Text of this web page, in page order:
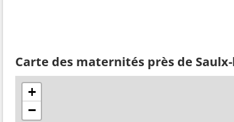
Carte des maternités près de
+
−